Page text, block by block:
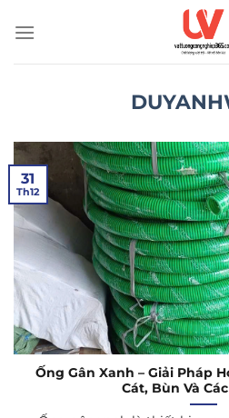
qua
Ống Gân Xanh – Giải Pháp
Cát, Bùn Và
31
Th12